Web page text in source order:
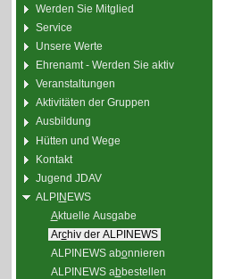
Werden Sie Mitglied
Service
Unsere Werte
Ehrenamt - Werden Sie aktiv
Veranstaltungen
Aktivitäten der Gruppen
Ausbildung
Hütten und Wege
Kontakt
Jugend JDAV
ALPINEWS
Aktuelle Ausgabe
Archiv der ALPINEWS
ALPINEWS abonnieren
ALPINEWS abbestellen